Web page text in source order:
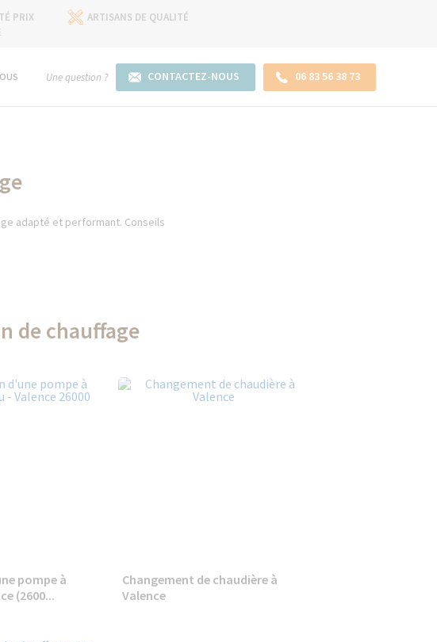
PRIX
ARTISANS DE QUALITÉ
Une question ? CONTACTEZ-NOUS 06 83 56 38 73
adapté et performant. Conseils
de chauffage
pompe à
(2600...
Changement de chaudière à
Valence